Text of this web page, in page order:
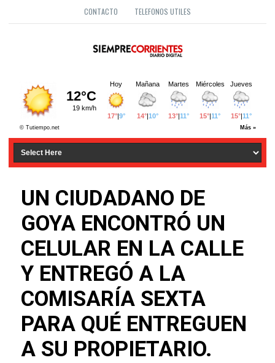
CONTACTO TELEFONOS UTILES
UN CIUDADANO DE
GOYA ENCONTRÓ UN
CELULAR EN LA CALLE
Y ENTREGÓ A LA
COMISARÍA SEXTA
PARA QUÉ ENTREGUEN
A SU PROPIETARIO.